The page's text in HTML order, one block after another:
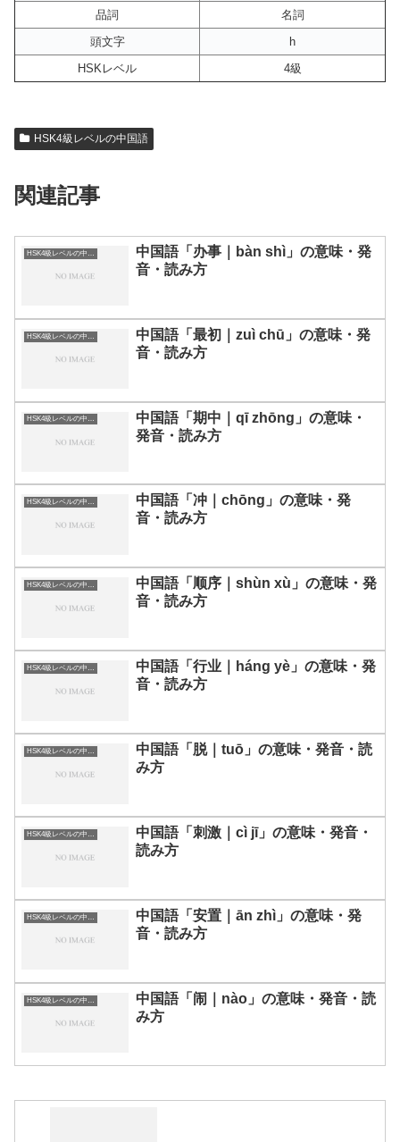
品詞
名詞
頭文字
h
HSKレベル
4級
HSK4級レベルの中国語
関連記事
中国語「办事｜bàn shì」の意味・発
音・読み方
中国語「最初｜zuì chū」の意味・発
音・読み方
HSK4級レベルの中国語
中国語「期中｜qī zhōng」の意味・
発音・読み方
HSK4級レベルの中国語
中国語「冲｜chōng」の意味・発
音・読み方
HSK4級レベルの中国語
中国語「顺序｜shùn xù」の意味・発
音・読み方
HSK4級レベルの中国語
中国語「行业｜háng yè」の意味・発
音・読み方
HSK4級レベルの中国語
中国語「脱｜tuō」の意味・発音・読
み方
HSK4級レベルの中国語
中国語「刺激｜cì jī」の意味・発音・
読み方
中国語「安置｜ān zhì」の意味・発
音・読み方
中国語「闹｜nào」の意味・発音・読
み方